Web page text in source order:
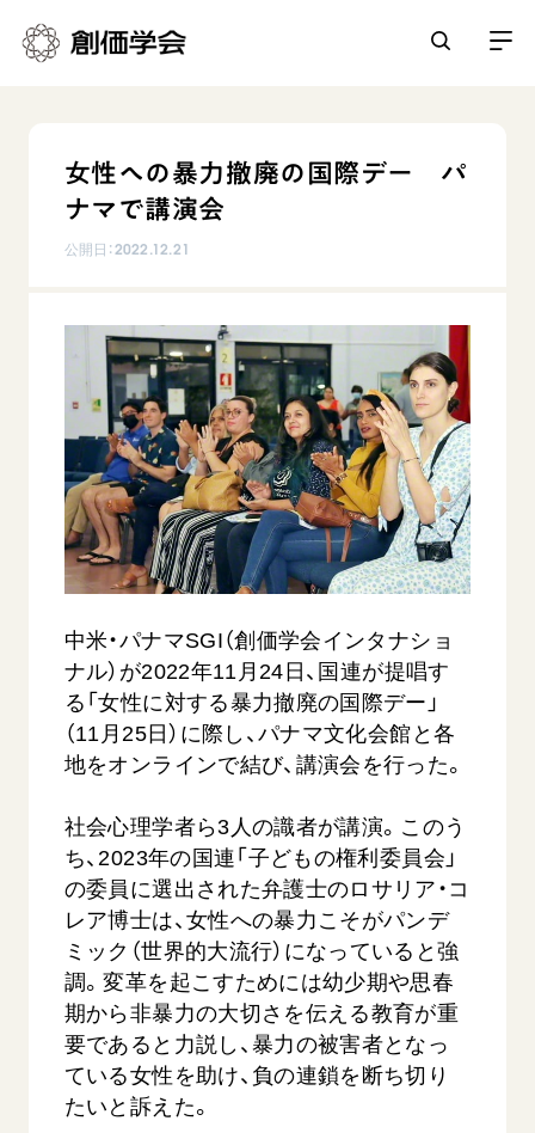
人間革命
日蓮大聖人の仏法（教学入門）
釈尊～法華経
日蓮大聖人
創価学会の三代会長
初代会長・牧口常三郎先生
第2代会長・戸田城聖先生
第3代会長・池田大作先生
日常の活動
座談会
仏法を学ぶ
仏法を語る
主な行事
年間の活動について
友人葬
彼岸
「平和の文化」を構築
核兵器の廃絶に向け連帯を拡大
「人権文化」「ジェンダー平等」を促進
「持続可能な開発目標（SDGs）」の取り組み
人道支援
音楽活動
展示活動
教育本部の活動
図書贈呈
世界の創価学会
各国ウェブサイト
世界の創価学会の歴史
基本情報
創価学会 会憲
創価学会 会則
創価学会 社会憲章
会長・理事長・各部長の紹介
略年表
入会について
関連団体
道府県中心会館
会員サポート
座談会御書ｅ講義
御書検索［新版］
関連リンク
創価学会総本部
墓地公園・納骨堂
聖教電子版
聖教ブックストア
Soka Gakkai グローバルサイト
SGIピースサイト
ご意見
ご利用にあたって
SOKA PICKS すべて見る
女性への暴力撤廃の国際デー パ
ナマで講演会
公開日：2022.12.21
中米・パナマSGI（創価学会インタナショ
ナル）が2022年11月24日、国連が提唱す
る「女性に対する暴力撤廃の国際デー」
（11月25日）に際し、パナマ文化会館と各
地をオンラインで結び、講演会を行った。
社会心理学者ら3人の識者が講演。このう
ち、2023年の国連「子どもの権利委員会」
の委員に選出された弁護士のロサリア・コ
レア博士は、女性への暴力こそがパンデ
ミック（世界的大流行）になっていると強
調。変革を起こすためには幼少期や思春
期から非暴力の大切さを伝える教育が重
要であると力説し、暴力の被害者となっ
ている女性を助け、負の連鎖を断ち切り
たいと訴えた。